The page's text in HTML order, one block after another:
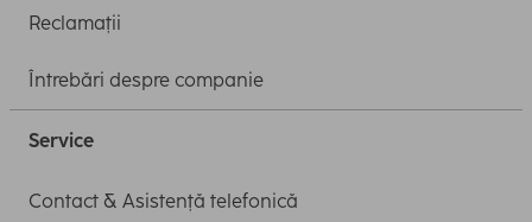
Reclamații
Întrebări despre companie
Service
Contact & Asistență telefonică